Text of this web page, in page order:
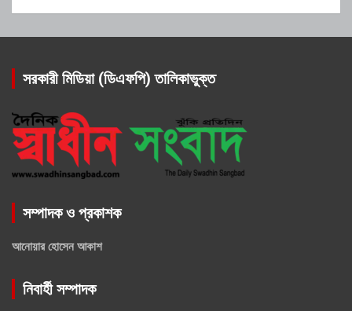
সরকারী মিডিয়া (ডিএফপি) তালিকাভুক্ত
সম্পাদক ও প্রকাশক
আনোয়ার হোসেন আকাশ
নিবার্হী সম্পাদক